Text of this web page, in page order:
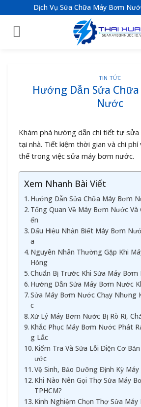
k
Dịch Vụ Sửa Chữa Máy Bơm
TIN TỨC
Hướng Dẫn Sửa
Nước
Khám phá hướng dẫn chi tiết tự
tại nhà. Tiết kiệm thời gian và chi
thể trong việc sửa máy bơm nước.
Xem Nhanh Bài Viết
Hướng Dẫn Sửa Chữa Máy Bơm
Tổng Quan Về Máy Bơm Nước Và
ến
Dấu Hiệu Nhận Biết Máy Bơm
a
Nguyên Nhân Thường Gặp Khi
Hỏng
Chuẩn Bị Trước Khi Sửa Máy
Hướng Dẫn Sửa Máy Bơm Nước
Sửa Máy Bơm Nước Chạy Nhưng
c
Xử Lý Máy Bơm Nước Bị Rò Rỉ,
Khắc Phục Máy Bơm Nước Phát
g Lắc
Kiểm Tra Và Sửa Lỗi Điện Cơ
ước
Vệ Sinh, Bảo Dưỡng Định Kỳ
Khi Nào Nên Gọi Thợ Sửa Máy
TPHCM?
Kinh Nghiệm Chọn Thợ Sửa